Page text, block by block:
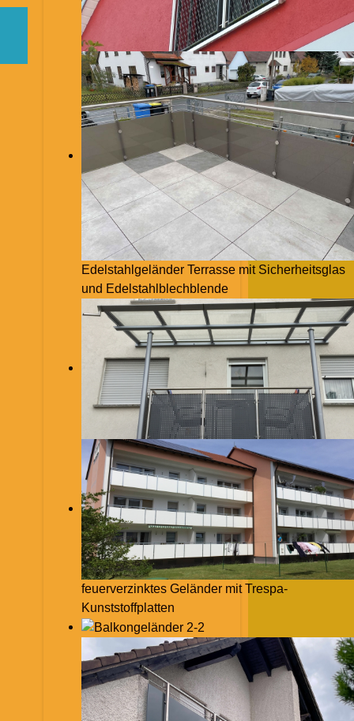
Edelstahlgeländer Terrasse mit Sicherheitsglas
und Edelstahlblechblende
feuerverzinktes Geländer mit Trespa-
Kunststoffplatten